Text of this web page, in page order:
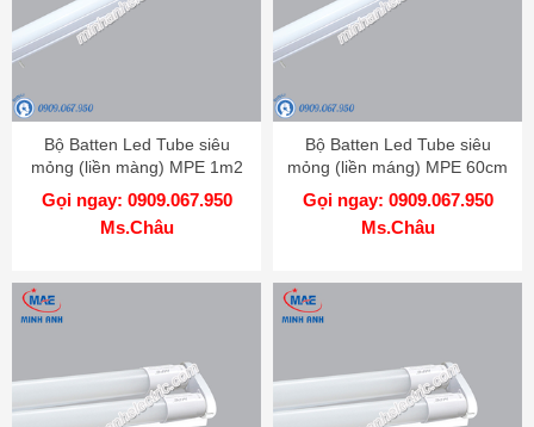
Bộ Batten Led Tube siêu
mỏng (liền màng) MPE 1m2
Gọi ngay: 0909.067.950
Ms.Châu
Bộ Batten Led Tube siêu
mỏng (liền máng) MPE 60cm
Gọi ngay: 0909.067.950
Ms.Châu